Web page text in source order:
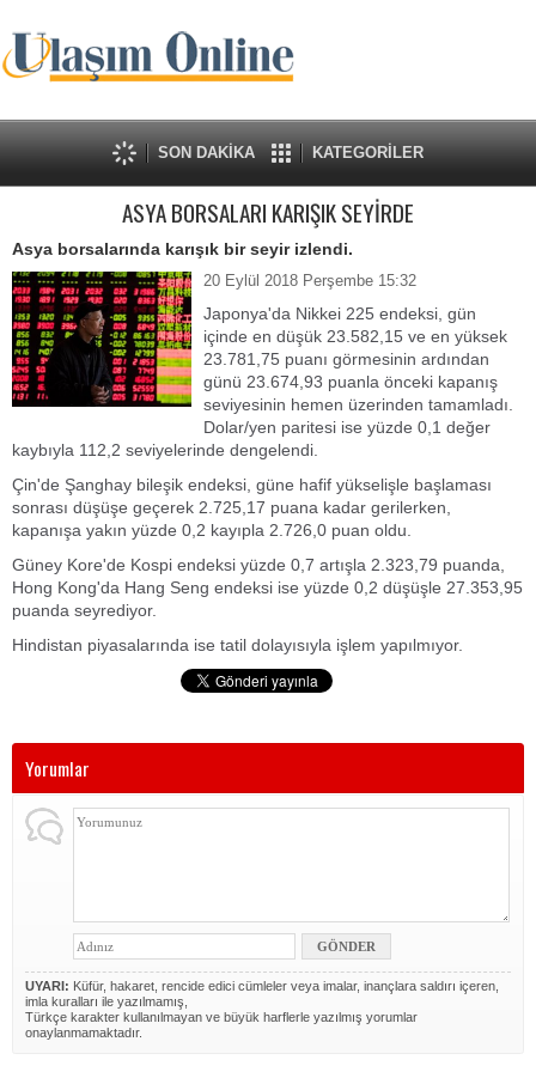
SON DAKİKA KATEGORİLER
ASYA BORSALARI KARIŞIK SEYİRDE
Asya borsalarında karışık bir seyir izlendi.
20 Eylül 2018 Perşembe 15:32
Japonya'da Nikkei 225 endeksi, gün
içinde en düşük 23.582,15 ve en yüksek
23.781,75 puanı görmesinin ardından
günü 23.674,93 puanla önceki kapanış
seviyesinin hemen üzerinden tamamladı.
Dolar/yen paritesi ise yüzde 0,1 değer
kaybıyla 112,2 seviyelerinde dengelendi.
Çin'de Şanghay bileşik endeksi, güne hafif yükselişle başlaması
sonrası düşüşe geçerek 2.725,17 puana kadar gerilerken,
kapanışa yakın yüzde 0,2 kayıpla 2.726,0 puan oldu.
Güney Kore'de Kospi endeksi yüzde 0,7 artışla 2.323,79 puanda,
Hong Kong'da Hang Seng endeksi ise yüzde 0,2 düşüşle 27.353,95
puanda seyrediyor.
Hindistan piyasalarında ise tatil dolayısıyla işlem yapılmıyor.
Yorumlar
UYARI: Küfür, hakaret, rencide edici cümleler veya imalar, inançlara saldırı içeren,
imla kuralları ile yazılmamış,
Türkçe karakter kullanılmayan ve büyük harflerle yazılmış yorumlar
onaylanmamaktadır.